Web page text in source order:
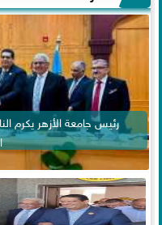
رئيس جامعة الأزهر يكرم